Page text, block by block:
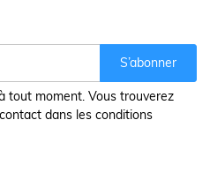
S’abonner
tout moment. Vous trouverez
dans les conditions